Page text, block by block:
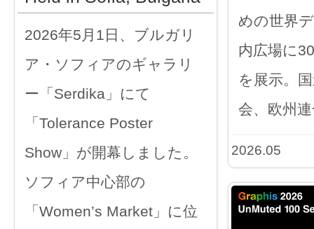
めの世界
内広場に
を展示。
会、欧州
2026.05
2026年5月1日、ブルガリ
ア・ソフィアのギャラリ
ー「Serdika」にて
「Tolerance Poster
Show」が開幕しました。
ソフィア中心部の
「Women’s Market」に位